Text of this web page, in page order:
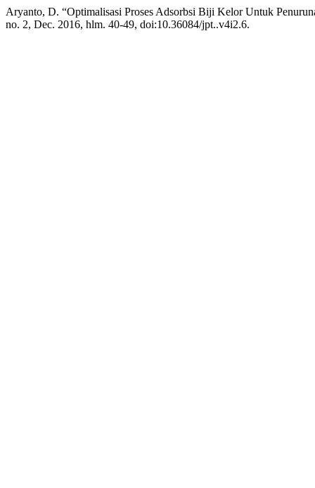
Aryanto, D. “Optimalisasi Proses Adsorbsi Biji Kelor Untuk
no. 2, Dec. 2016, hlm. 40-49, doi:10.36084/jpt..v4i2.6.